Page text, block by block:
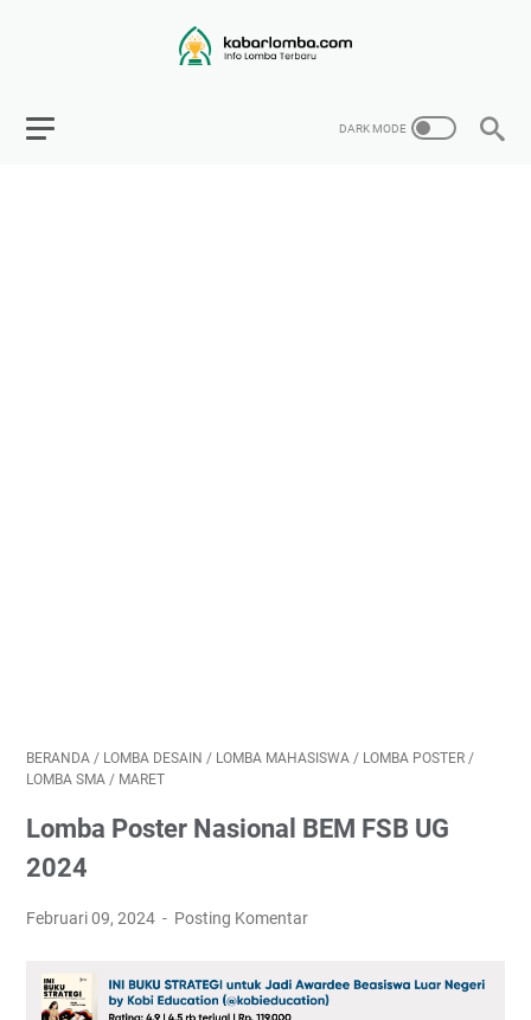
BERANDA / LOMBA DESAIN / LOMBA MAHASISWA / LOMBA POSTER /
LOMBA SMA / MARET
Lomba Poster Nasional BEM FSB UG
2024
Februari 09, 2024 Posting Komentar